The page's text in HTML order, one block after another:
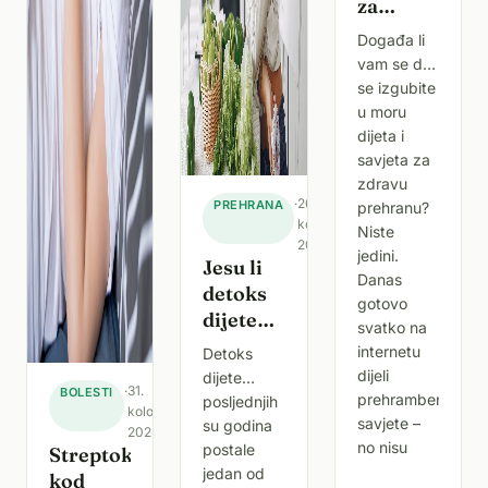
BOLESTI ·31.
kolovoza
2025.
Streptokok
kod
PREHRANA ·26.
kolovoza
2025.
Jesu li
detoks
dijete
dobre za
zdravlje
ili samo
prolazan
trend
Detoks
dijete
posljednjih
su godina
postale
jedan od
za
zdravi
život
Događa li
vam se da
se izgubite
u moru
dijeta i
savjeta za
zdravu
prehranu?
Niste
jedini.
Danas
gotovo
svatko na
internetu
dijeli
prehrambene
savjete –
no nisu